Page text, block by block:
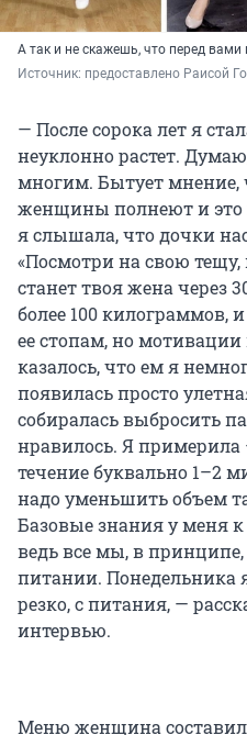
А так и не скажешь, что перед вами
Источник: предоставлено Раисой
— После сорока лет я
неуклонно растет.
многим. Бытует мнение,
женщины полнеют и это
я слышала, что дочки
«Посмотри на свою
станет твоя жена через
более 100 килограммов,
ее стопам, но мотивации
казалось, что ем я
появилась просто
собиралась выбросить
нравилось. Я примерила
течение буквально 1–2
надо уменьшить объем
Базовые знания у меня
ведь все мы, в принципе,
питании. Понедельника
резко, с питания, —
интервью.
Меню женщина